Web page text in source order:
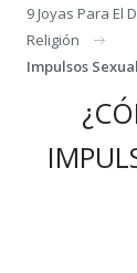
9 Joyas Para El
Religión
Impulsos